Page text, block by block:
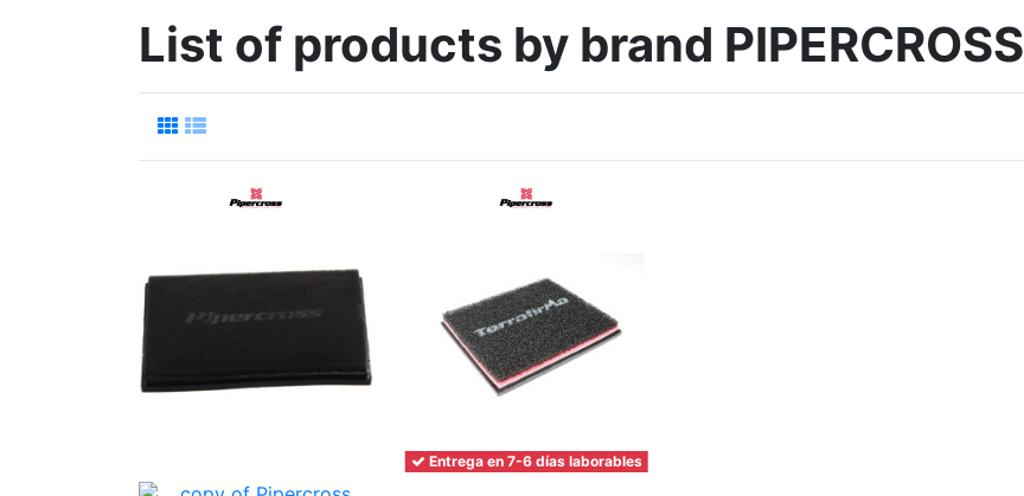
List of products by brand PIPERCROSS
Entrega en 7-6 días laborables